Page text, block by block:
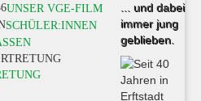
... und dabei
immer jung
geblieben.
UNSER VGE-FILM
SCHÜLER:INNEN